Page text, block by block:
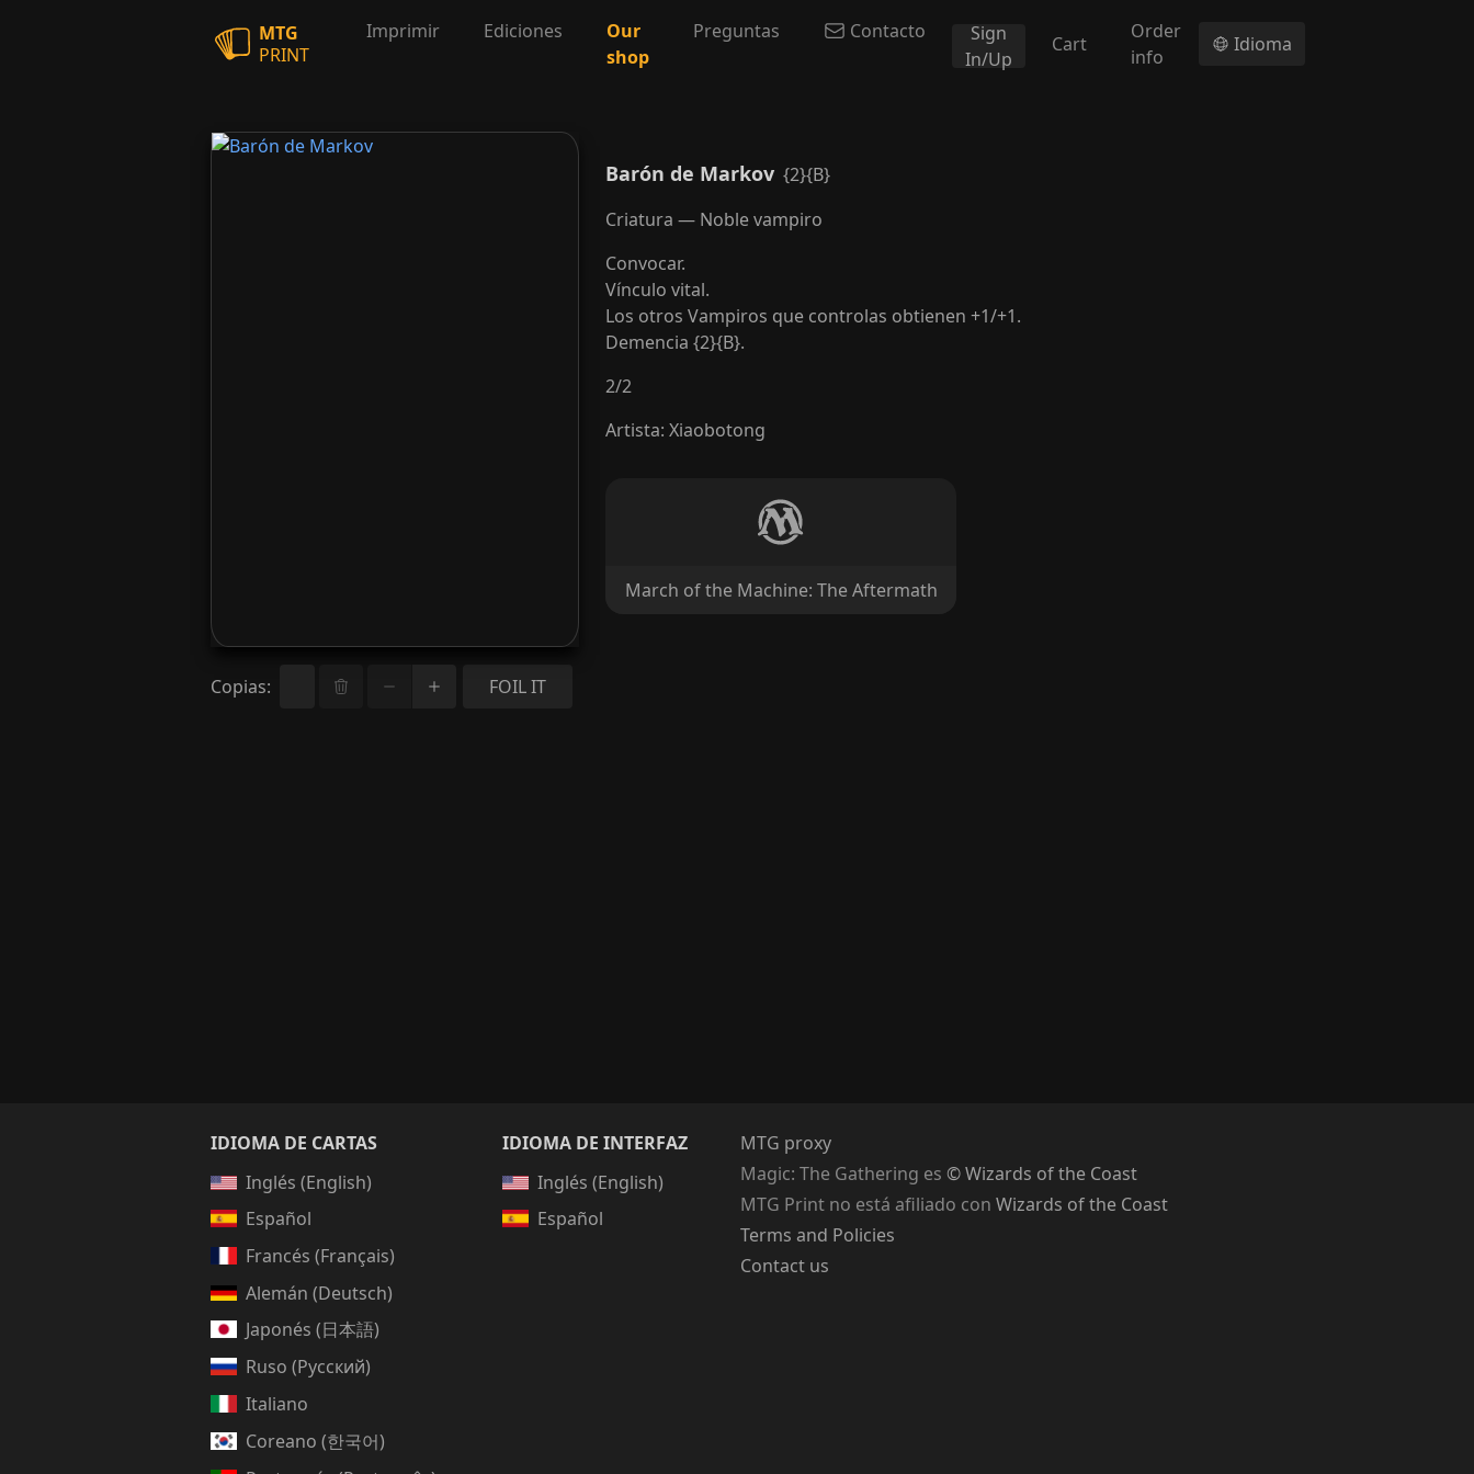
MTG
PRINT
Imprimir Ediciones
Our
shop
Preguntas Contacto
Sign
In/Up
Cart
Order
info
Idioma
Copias: FOIL IT
Barón de Markov {2}{B}
Criatura — Noble vampiro
Convocar.
Vínculo vital.
Los otros Vampiros que controlas obtienen +1/+1.
Demencia {2}{B}.
2/2
Artista: Xiaobotong
March of the Machine: The Aftermath
IDIOMA DE CARTAS
Inglés (English)
Español
Francés (Français)
Alemán (Deutsch)
Japonés (日本語)
Ruso (Русский)
Italiano
Coreano (한국어)
IDIOMA DE INTERFAZ
Inglés (English)
Español
MTG proxy
Magic: The Gathering es © Wizards of the Coast
MTG Print no está afiliado con Wizards of the Coast
Terms and Policies
Contact us